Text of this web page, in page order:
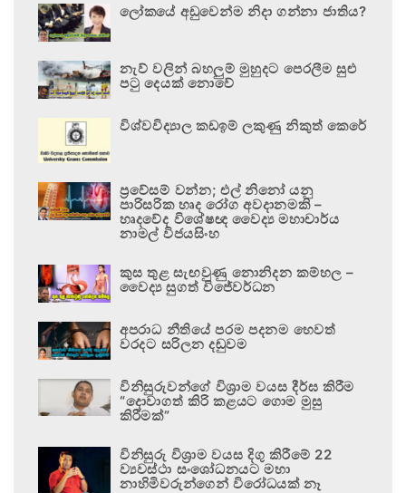
ලෝකයේ අඩුවෙන්ම නිදා ගන්නා ජාතිය?
නැව් වලින් බහලුම් මුහුදට පෙරලීම සුළු
පටු දෙයක් නොවේ
විශ්වවිද්‍යාල කඩඉම් ලකුණු නිකුත් කෙරේ
ප්‍රවේසම් වන්න; එල් නිනෝ යනු
පාරිසරික හෘද රෝග අවදානමකි –
හෘදවේද විශේෂඥ වෛද්‍ය මහාචාර්ය
නාමල් විජයසිංහ
කුස තුළ සැඟවුණු නොනිදන කම්හල –
වෛද්‍ය සුගත් විජේවර්ධන
අපරාධ නීතියේ පරම පදනම හෙවත්
වරදට සරිලන දඬුවම
විනිසුරුවන්ගේ විශ්‍රාම වයස දීර්ඝ කිරීම
“දොවාගත් කිරි කළයට ගොම මුසු
කිරීමක්”
විනිසුරු විශ්‍රාම වයස දිගු කිරීමේ 22
ව්‍යවස්ථා සංශෝධනයට මහා
නාහිමිවරුන්ගෙන් විරෝධයක් නෑ